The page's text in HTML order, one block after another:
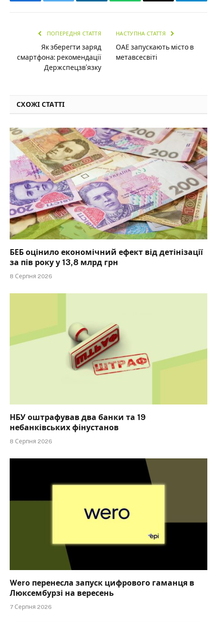
ПОПЕРЕДНЯ СТАТТЯ
Як зберегти заряд
смартфона: рекомендації
Держспецзв’язку
НАСТУПНА СТАТТЯ
ОАЕ запускають місто в
метавсесвіті
СХОЖІ СТАТТІ
БЕБ оцінило економічний ефект від детінізації
за пів року у 13,8 млрд грн
8 Серпня 2026
НБУ оштрафував два банки та 19
небанківських фінустанов
8 Серпня 2026
Wero перенесла запуск цифрового гаманця в
Люксембурзі на вересень
7 Серпня 2026